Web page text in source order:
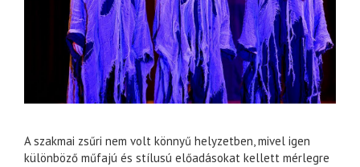
A szakmai zsűri nem volt könnyű helyzetben, mivel igen
különböző műfajú és stílusú előadásokat kellett mérlegre